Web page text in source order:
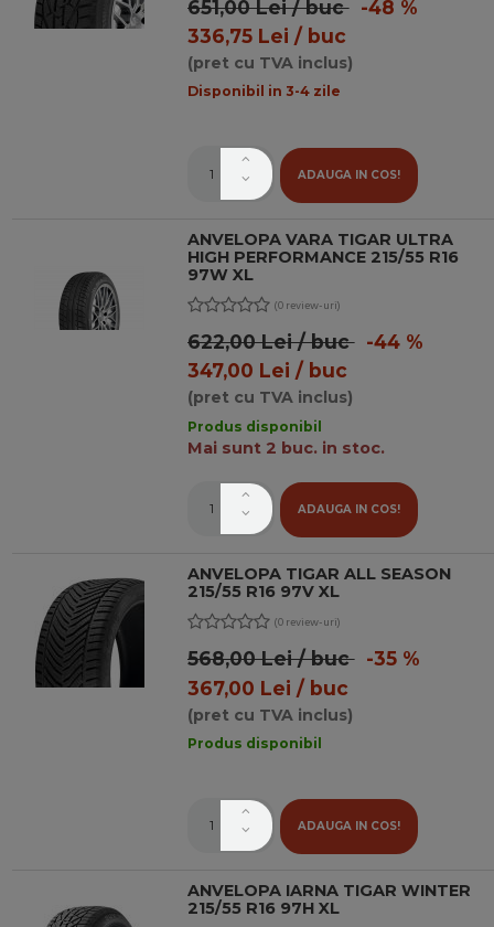
651,00 Lei / buc-48 %
336,75 Lei / buc
(pret cu TVA inclus)
Disponibil in 3-4 zile
ADAUGA IN COS!
ANVELOPA VARA TIGAR ULTRA
HIGH PERFORMANCE 215/55 R16
97W XL
(0 review-uri)
622,00 Lei / buc-44 %
347,00 Lei / buc
(pret cu TVA inclus)
Produs disponibil
Mai sunt 2 buc. in stoc.
ADAUGA IN COS!
ANVELOPA TIGAR ALL SEASON
215/55 R16 97V XL
(0 review-uri)
568,00 Lei / buc-35 %
367,00 Lei / buc
(pret cu TVA inclus)
Produs disponibil
ADAUGA IN COS!
ANVELOPA IARNA TIGAR WINTER
215/55 R16 97H XL